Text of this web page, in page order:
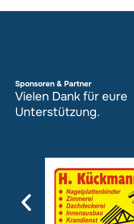
Sponsoren & Partner
Vielen Dank für eure
Unterstützung.